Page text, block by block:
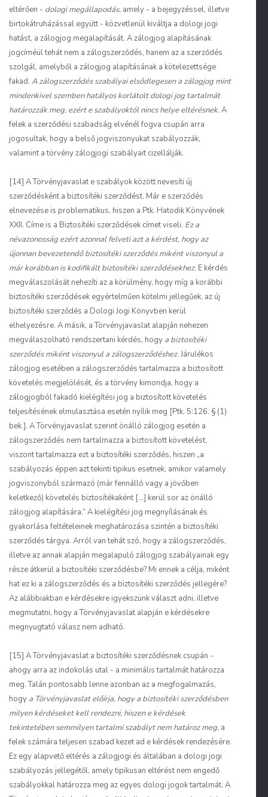
eltérően - dologi megállapodás, amely - a bejegyzéssel, illetve
birtokátruházással együtt - közvetlenül kiváltja a dologi jogi
hatást, a zálogjog megalapítását. A zálogjog alapításának
jogcíméül tehát nem a zálogszerződés, hanem az a szerződés
szolgál, amelyből a zálogjog alapításának a kötelezettsége
fakad. A zálogszerződés szabályai elsődlegesen a zálogjog mint
mindenkivel szemben hatályos korlátolt dologi jog tartalmát
határozzák meg, ezért e szabályoktól nincs helye eltérésnek.A
felek a szerződési szabadság elvénél fogva csupán arra
jogosultak, hogy a belső jogviszonyukat szabályozzák,
valamint a törvény zálogjogi szabályait cizellálják.
[14] A Törvényjavaslat e szabályok között nevesíti új
szerződésként a biztosítéki szerződést. Már e szerződés
elnevezése is problematikus, hiszen a Ptk. Hatodik Könyvének
XXII. Címe is a Biztosítéki szerződések címet viseli. Ez a
névazonosság ezért azonnal felveti azt a kérdést, hogy az
újonnan bevezetendő biztosítéki szerződés miként viszonyul a
már korábban is kodifikált biztosítéki szerződésekhez. E kérdés
megválaszolását nehezíti az a körülmény, hogy míg a korábbi
biztosítéki szerződések egyértelműen kötelmi jellegűek, az új
biztosítéki szerződés a Dologi Jogi Könyvben kerül
elhelyezésre. A másik, a Törvényjavaslat alapján nehezen
megválaszolható rendszertani kérdés, hogy a biztosítéki
szerződés miként viszonyul a zálogszerződéshez.Járulékos
zálogjog esetében a zálogszerződés tartalmazza a biztosított
követelés megjelölését, és a törvény kimondja, hogy a
zálogjogból fakadó kielégítési jog a biztosított követelés
teljesítésének elmulasztása esetén nyílik meg [Ptk. 5:126. § (1)
bek.]. A Törvényjavaslat szerint önálló zálogjog esetén a
zálogszerződés nem tartalmazza a biztosított követelést,
viszont tartalmazza ezt a biztosítéki szerződés, hiszen „a
szabályozás éppen azt tekinti tipikus esetnek, amikor valamely
jogviszonyból származó (már fennálló vagy a jövőben
keletkező) követelés biztosítékaként […] kerül sor az önálló
zálogjog alapítására.” A kielégítési jog megnyílásának és
gyakorlása feltételeinek meghatározása szintén a biztosítéki
szerződés tárgya. Arról van tehát szó, hogy a zálogszerződés,
illetve az annak alapján megalapuló zálogjog szabályainak egy
része átkerül a biztosítéki szerződésbe? Mi ennek a célja, miként
hat ez ki a zálogszerződés és a biztosítéki szerződés jellegére?
Az alábbiakban e kérdésekre igyekszünk választ adni, illetve
megmutatni, hogy a Törvényjavaslat alapján e kérdésekre
megnyugtató válasz nem adható.
[15] A Törvényjavaslat a biztosítéki szerződésnek csupán -
ahogy arra az indokolás utal - a minimális tartalmát határozza
meg. Talán pontosabb lenne azonban az a megfogalmazás,
hogy a Törvényjavaslat előírja, hogy a biztosítéki szerződésben
milyen kérdéseket kell rendezni, hiszen e kérdések
tekintetében semmilyen tartalmi szabályt nem határoz meg, a
felek számára teljesen szabad kezet ad e kérdések rendezésére.
Ez egy alapvető eltérés a zálogjogi és általában a dologi jogi
szabályozás jellegétől, amely tipikusan eltérést nem engedő
szabályokkal határozza meg az egyes dologi jogok tartalmát. A